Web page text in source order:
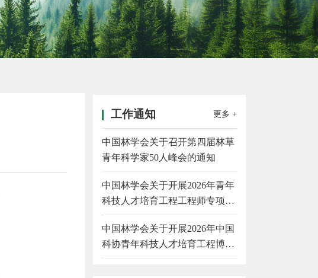
工作通知 更多 +
中国林学会关于召开第四届林草
青年科学家50人峰会的通知
中国林学会关于开展2026年青年
科技人才培育工程工程师专项计
划候选人推荐的通知
中国林学会关于开展2026年中国
科协青年科技人才培育工程博士
生专项计划候选人推荐的通知